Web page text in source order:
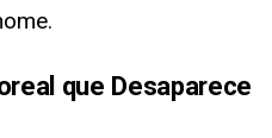
que Desaparece